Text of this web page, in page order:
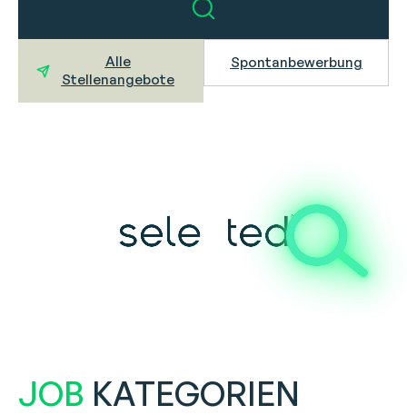
Alle
Stellenangebote
Spontanbewerbung
JOB KATEGORIEN